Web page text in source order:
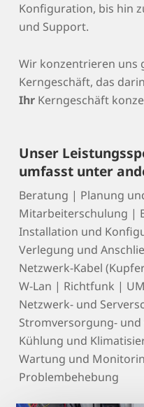
Konfiguration, bis hin
und Support.
Wir konzentrieren uns
Kerngeschäft, das
Ihr Kerngeschäft
Unser
umfasst unter
Beratung | Planung
Mitarbeiterschulung |
Installation und
Verlegung und
Netzwerk-Kabel
W-Lan | Richtfunk |
Netzwerk- und
Stromversorgung-
Kühlung und
Wartung und
Problembehebung